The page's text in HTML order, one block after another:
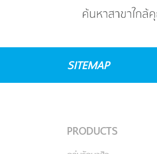
SITEMAP
PRODUCTS